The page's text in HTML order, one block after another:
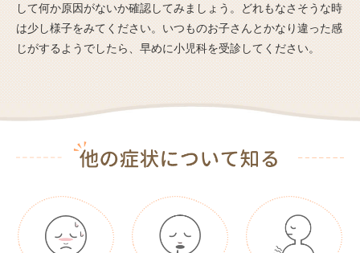
して何か原因がないか確認してみましょう。どれもなさそうな時
は少し様子をみてください。いつものお子さんとかなり違った感
じがするようでしたら、早めに小児科を受診してください。